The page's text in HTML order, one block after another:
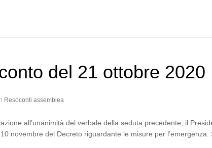
del 21 ottobre 2020
Resoconti assemblea
all’unanimità del verbale della seduta precedente, il
novembre del Decreto riguardante le misure per l’emergenza.